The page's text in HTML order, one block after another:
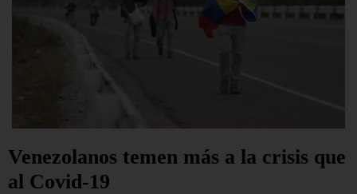
Venezolanos temen más a la crisis que
al Covid-19